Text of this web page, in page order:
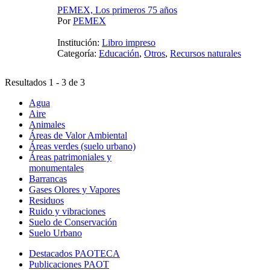
PEMEX, Los primeros 75 años
PorPEMEX
Institución: Libro impreso
Categoría: Educación, Otros, Recursos naturales
Resultados 1 - 3 de 3
Agua
Aire
Animales
Áreas de Valor Ambiental
Áreas verdes (suelo urbano)
Áreas patrimoniales y
monumentales
Barrancas
Gases Olores y Vapores
Residuos
Ruido y vibraciones
Suelo de Conservación
Suelo Urbano
Destacados PAOTECA
Publicaciones PAOT